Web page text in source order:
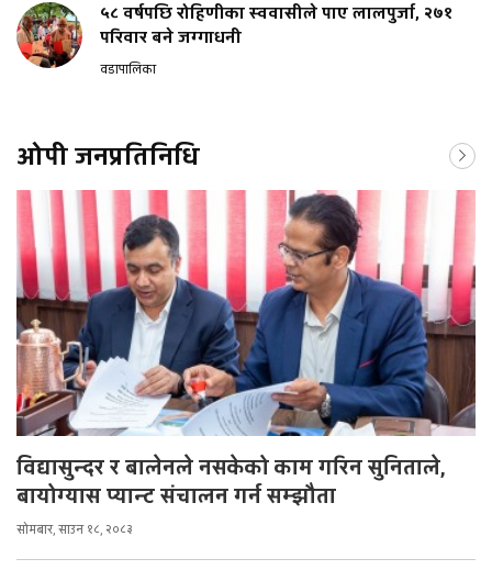
५८ वर्षपछि रोहिणीका स्ववासीले पाए लालपुर्जा, २७१
परिवार बने जग्गाधनी
वडापालिका
ओपी जनप्रतिनिधि
विद्यासुन्दर र बालेनले नसकेको काम गरिन सुनिताले,
बायोग्यास प्यान्ट संचालन गर्न सम्झौता
सोमबार, साउन १८, २०८३